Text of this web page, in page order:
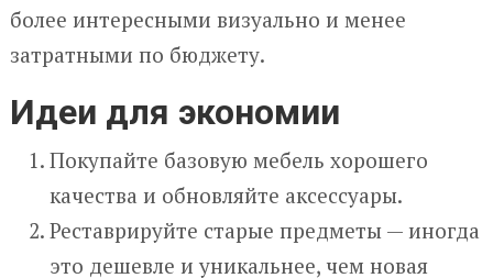
более интересными визуально и менее
затратными по бюджету.
Идеи для экономии
Покупайте базовую мебель хорошего
качества и обновляйте аксессуары.
Реставрируйте старые предметы — иногда
это дешевле и уникальнее, чем новая